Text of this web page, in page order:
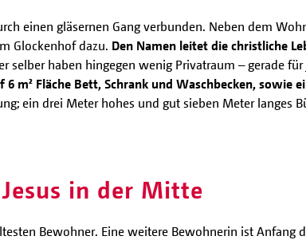
einen gläsernen Gang verbunden. Neben dem
Glockenhof dazu. Den Namen leitet die christliche
selber haben hingegen wenig Privatraum – gerade
6 m² Fläche Bett, Schrank und Waschbecken, sowie
ein drei Meter hohes und gut sieben Meter langes
in der Mitte
Bewohner. Eine weitere Bewohnerin ist Anfang